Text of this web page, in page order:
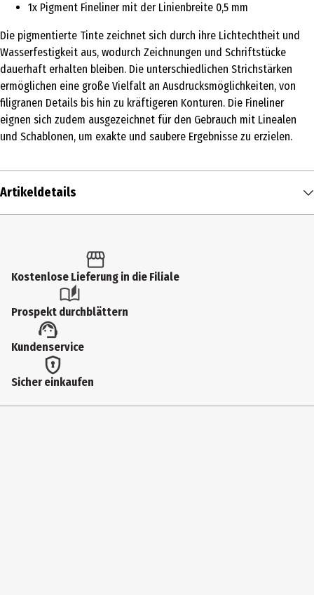
1x Pigment Fineliner mit der Linienbreite 0,5 mm
Die pigmentierte Tinte zeichnet sich durch ihre Lichtechtheit und
Wasserfestigkeit aus, wodurch Zeichnungen und Schriftstücke
dauerhaft erhalten bleiben. Die unterschiedlichen Strichstärken
ermöglichen eine große Vielfalt an Ausdrucksmöglichkeiten, von
filigranen Details bis hin zu kräftigeren Konturen. Die Fineliner
eignen sich zudem ausgezeichnet für den Gebrauch mit Linealen
und Schablonen, um exakte und saubere Ergebnisse zu erzielen.
Artikeldetails
Produkttyp
Artikelnummer des Herstellers
558104
Kostenlose Lieferung in die Filiale
Prospekt durchblättern
Kundenservice
Sicher einkaufen